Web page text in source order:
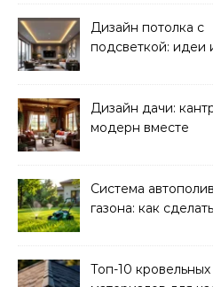
Дизайн потолка с
подсветкой: идеи
Дизайн дачи:
модерн вместе
Система
газона: как сделать
Топ-10 кровельных